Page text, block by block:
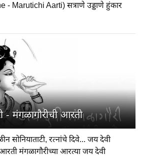
Marutichi Aarti) सत्राणे उड्डाणे हुंकार
- मंगळागौरीची आरती
सोनियाताटी, रत्नांचे दिवे... जय देवी
मंगळागौरीच्या आरत्या जय देवी